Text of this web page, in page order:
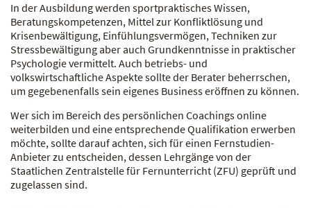
In der Ausbildung werden sportpraktisches Wissen,
Beratungskompetenzen, Mittel zur Konfliktlösung und
Krisenbewältigung, Einfühlungsvermögen, Techniken zur
Stressbewältigung aber auch Grundkenntnisse in praktischer
Psychologie vermittelt. Auch betriebs- und
volkswirtschaftliche Aspekte sollte der Berater beherrschen,
um gegebenenfalls sein eigenes Business eröffnen zu können.
Wer sich im Bereich des persönlichen Coachings online
weiterbilden und eine entsprechende Qualifikation erwerben
möchte, sollte darauf achten, sich für einen Fernstudien-
Anbieter zu entscheiden, dessen Lehrgänge von der
Staatlichen Zentralstelle für Fernunterricht (ZFU) geprüft und
zugelassen sind.